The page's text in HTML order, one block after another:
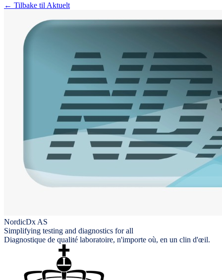
← Tilbake til Aktuelt
NordicDx AS
Simplifying testing and diagnostics for all
Diagnostique de qualité laboratoire, n'importe où, en un clin d'œil.